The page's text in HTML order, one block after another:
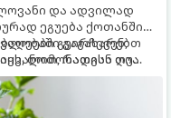
და ადვილად
ეგუება ქოთანში
გვირჩევენ,
რადგან ღია
ძალიან
ავიწროებს.
გაგახარებთ
ლიმონათისა თუ